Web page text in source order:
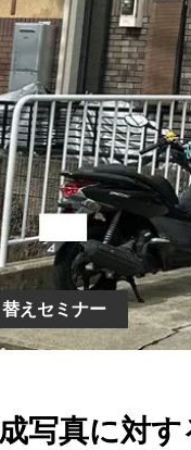
えセミナー
写真に対